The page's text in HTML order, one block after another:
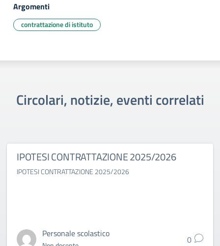
Argomenti
contrattazione di istituto
Circolari, notizie, eventi correlati
IPOTESI CONTRATTAZIONE 2025/2026
IPOTESI CONTRATTAZIONE 2025/2026
Personale scolastico
0